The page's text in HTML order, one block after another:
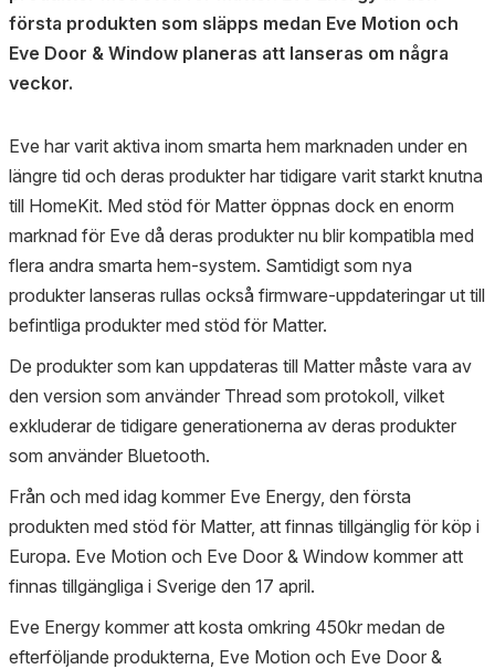
första produkten som släpps medan Eve Motion och
Eve Door & Window planeras att lanseras om några
veckor.
Eve har varit aktiva inom smarta hem marknaden under en
längre tid och deras produkter har tidigare varit starkt knutna
till HomeKit. Med stöd för Matter öppnas dock en enorm
marknad för Eve då deras produkter nu blir kompatibla med
flera andra smarta hem-system. Samtidigt som nya
produkter lanseras rullas också firmware-uppdateringar ut till
befintliga produkter med stöd för Matter.
De produkter som kan uppdateras till Matter måste vara av
den version som använder Thread som protokoll, vilket
exkluderar de tidigare generationerna av deras produkter
som använder Bluetooth.
Från och med idag kommer Eve Energy, den första
produkten med stöd för Matter, att finnas tillgänglig för köp i
Europa. Eve Motion och Eve Door & Window kommer att
finnas tillgängliga i Sverige den 17 april.
Eve Energy kommer att kosta omkring 450kr medan de
efterföljande produkterna, Eve Motion och Eve Door &